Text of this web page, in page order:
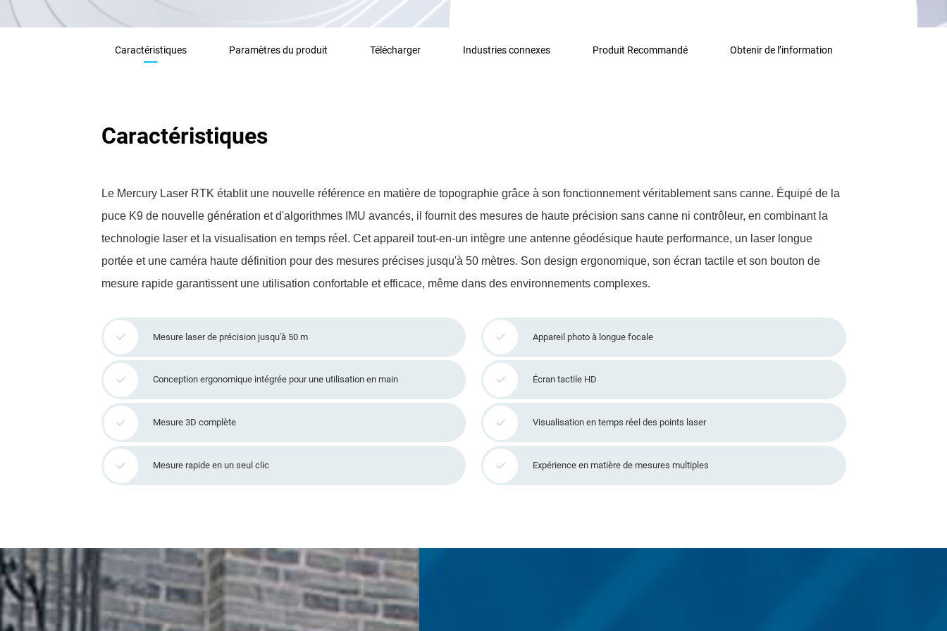
Caractéristiques Paramètres du produit Télécharger Industries connexes Produit Recommandé Obtenir de l’information
Caractéristiques
Le Mercury Laser RTK établit une nouvelle référence en matière de topographie grâce à son fonctionnement véritablement sans canne. Équipé de la
puce K9 de nouvelle génération et d'algorithmes IMU avancés, il fournit des mesures de haute précision sans canne ni contrôleur, en combinant la
technologie laser et la visualisation en temps réel. Cet appareil tout-en-un intègre une antenne géodésique haute performance, un laser longue
portée et une caméra haute définition pour des mesures précises jusqu'à 50 mètres. Son design ergonomique, son écran tactile et son bouton de
mesure rapide garantissent une utilisation confortable et efficace, même dans des environnements complexes.
Mesure laser de précision jusqu'à 50 m Appareil photo à longue focale
Conception ergonomique intégrée pour une utilisation en main Écran tactile HD
Mesure 3D complète Visualisation en temps réel des points laser
Mesure rapide en un seul clic Expérience en matière de mesures multiples